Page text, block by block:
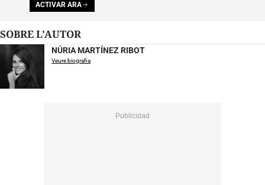
ACTIVAR ARA
SOBRE L'AUTOR
NÚRIA MARTÍNEZ RIBOT
Veure biografia